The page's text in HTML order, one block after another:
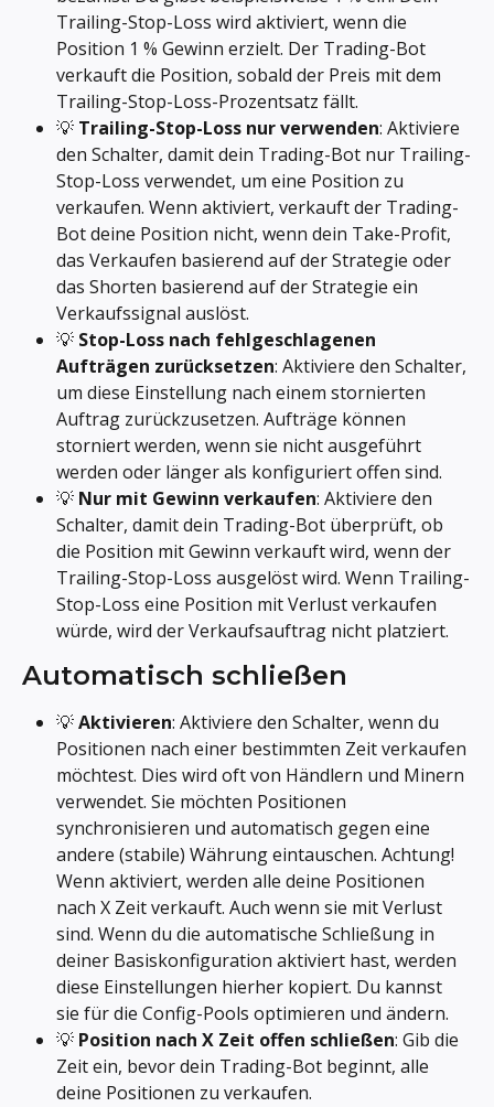
Trailing-Stop-Loss wird aktiviert, wenn die
Position 1 % Gewinn erzielt. Der Trading-Bot
verkauft die Position, sobald der Preis mit dem
Trailing-Stop-Loss-Prozentsatz fällt.
💡 Trailing-Stop-Loss nur verwenden: Aktiviere
den Schalter, damit dein Trading-Bot nur Trailing-
Stop-Loss verwendet, um eine Position zu
verkaufen. Wenn aktiviert, verkauft der Trading-
Bot deine Position nicht, wenn dein Take-Profit,
das Verkaufen basierend auf der Strategie oder
das Shorten basierend auf der Strategie ein
Verkaufssignal auslöst.
💡 Stop-Loss nach fehlgeschlagenen
Aufträgen zurücksetzen: Aktiviere den Schalter,
um diese Einstellung nach einem stornierten
Auftrag zurückzusetzen. Aufträge können
storniert werden, wenn sie nicht ausgeführt
werden oder länger als konfiguriert offen sind.
💡 Nur mit Gewinn verkaufen: Aktiviere den
Schalter, damit dein Trading-Bot überprüft, ob
die Position mit Gewinn verkauft wird, wenn der
Trailing-Stop-Loss ausgelöst wird. Wenn Trailing-
Stop-Loss eine Position mit Verlust verkaufen
würde, wird der Verkaufsauftrag nicht platziert.
Automatisch schließen
💡 Aktivieren: Aktiviere den Schalter, wenn du
Positionen nach einer bestimmten Zeit verkaufen
möchtest. Dies wird oft von Händlern und Minern
verwendet. Sie möchten Positionen
synchronisieren und automatisch gegen eine
andere (stabile) Währung eintauschen. Achtung!
Wenn aktiviert, werden alle deine Positionen
nach X Zeit verkauft. Auch wenn sie mit Verlust
sind. Wenn du die automatische Schließung in
deiner Basiskonfiguration aktiviert hast, werden
diese Einstellungen hierher kopiert. Du kannst
sie für die Config-Pools optimieren und ändern.
💡 Position nach X Zeit offen schließen: Gib die
Zeit ein, bevor dein Trading-Bot beginnt, alle
deine Positionen zu verkaufen.